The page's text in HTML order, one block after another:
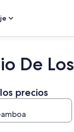
De
precios